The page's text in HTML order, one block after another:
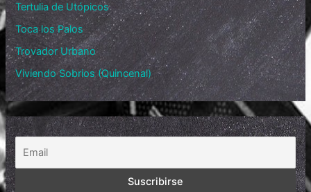
Tertulia de Utópicos
Toca los Palos
Trovador Urbano
Viviendo Sobrios (Quincenal)